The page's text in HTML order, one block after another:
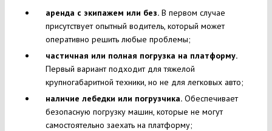
аренда с экипажем или без. В первом случае
присутствует опытный водитель, который может
оперативно решить любые проблемы;
частичная или полная погрузка на платформу.
Первый вариант подходит для тяжелой
крупногабаритной техники, но не для легковых авто;
наличие лебедки или погрузчика. Обеспечивает
безопасную погрузку машин, которые не могут
самостоятельно заехать на платформу;